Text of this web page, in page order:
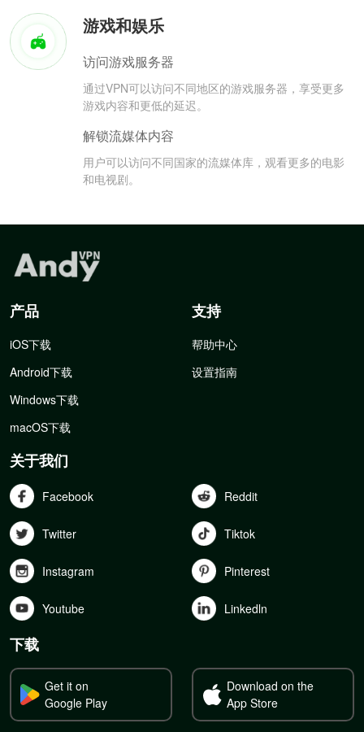
游戏和娱乐
访问游戏服务器
通过VPN可以访问不同地区的游戏服务器，享受更多
游戏内容和更低的延迟。
解锁流媒体内容
用户可以访问不同国家的流媒体库，观看更多的电影
和电视剧。
产品
iOS下载
Android下载
Windows下载
macOS下载
支持
帮助中心
设置指南
关于我们
Facebook Reddit
Twitter Tiktok
Instagram Pinterest
Youtube Linkedln
下载
Get it on
Google Play
Download on the
App Store